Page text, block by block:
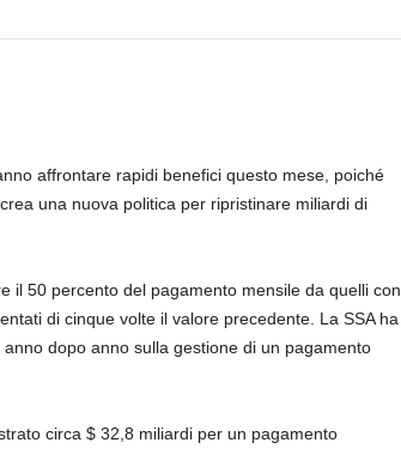
affrontare rapidi benefici questo mese, poiché
una nuova politica per ripristinare miliardi di
il 50 percento del pagamento mensile da quelli con
di cinque volte il valore precedente. La SSA ha
dopo anno sulla gestione di un pagamento
circa $ 32,8 miliardi per un pagamento